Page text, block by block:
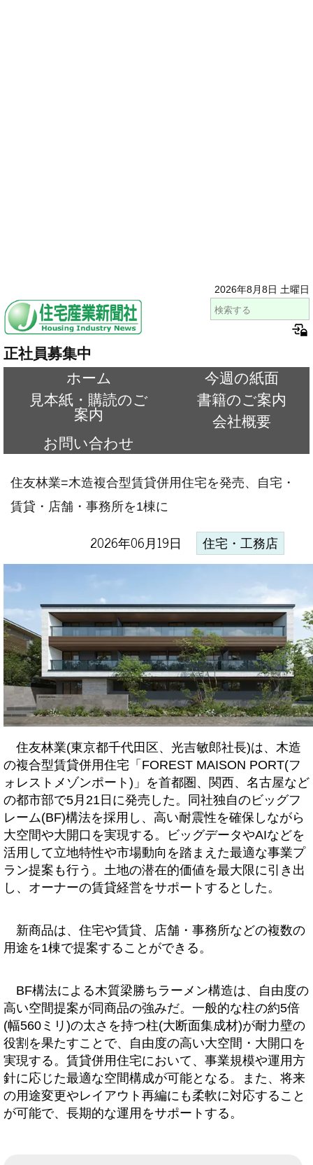
2026年8月8日 土曜日
正社員募集中
ホーム
今週の紙面
見本紙・購読のご
案内
書籍のご案内
会社概要
お問い合わせ
住友林業=木造複合型賃貸併用住宅を発売、自宅・
賃貸・店舗・事務所を1棟に
2026年06月19日 住宅・工務店
住友林業(東京都千代田区、光吉敏郎社長)は、木造
の複合型賃貸併用住宅「FOREST MAISON PORT(フ
ォレストメゾンポート)」を首都圏、関西、名古屋など
の都市部で5月21日に発売した。同社独自のビッグフ
レーム(BF)構法を採用し、高い耐震性を確保しながら
大空間や大開口を実現する。ビッグデータやAIなどを
活用して立地特性や市場動向を踏まえた最適な事業プ
ラン提案も行う。土地の潜在的価値を最大限に引き出
し、オーナーの賃貸経営をサポートするとした。
新商品は、住宅や賃貸、店舗・事務所などの複数の
用途を1棟で提案することができる。
BF構法による木質梁勝ちラーメン構造は、自由度の
高い空間提案が同商品の強みだ。一般的な柱の約5倍
(幅560ミリ)の太さを持つ柱(大断面集成材)が耐力壁の
役割を果たすことで、自由度の高い大空間・大開口を
実現する。賃貸併用住宅において、事業規模や運用方
針に応じた最適な空間構成が可能となる。また、将来
の用途変更やレイアウト再編にも柔軟に対応すること
が可能で、長期的な運用をサポートする。